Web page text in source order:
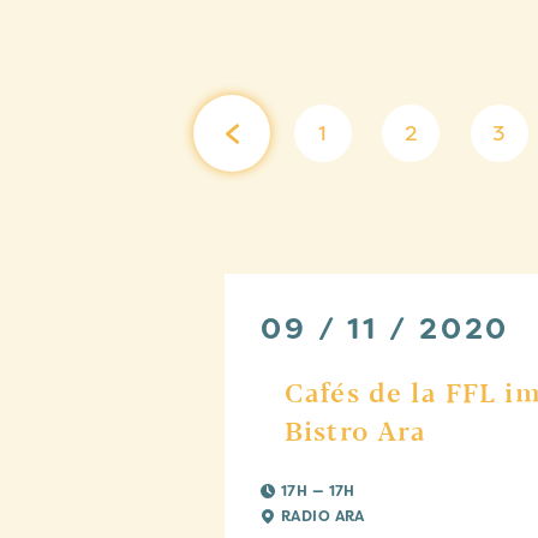
1 2 3
09 / 11 / 2020
Cafés de la FFL im
Bistro Ara
17H — 17H
RADIO ARA